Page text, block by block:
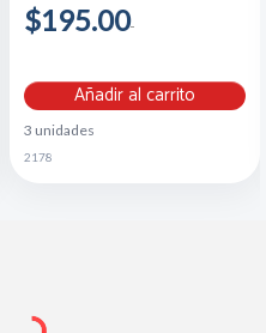
$195.00
Añadir al carrito
3 unidades
2178